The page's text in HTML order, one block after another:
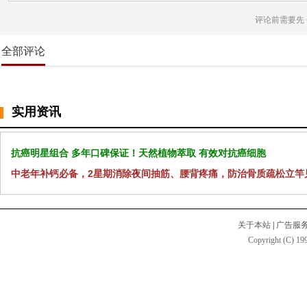
评论前需要先
全部评论
实用资讯
抗癌明星组合 多年口碑保证！天然植物萃取 有效对抗癌细胞
中老年补钙必备，2星期消除夜间抽筋、腰背疼痛，防治骨质疏松立竿
关于本站
广告服
Copyright (C)